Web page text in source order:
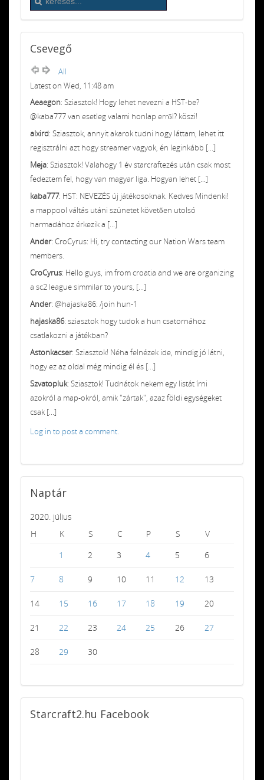
Csevegő
All
Latest on Wed, 11:48 am
Aeaegon: Sziasztok! Hogy lehet nevezni a HST-be?
@kaba777 van esetleg valami honlap erről? köszi!
alxird: Sziasztok, annyit akarok tudni hogy láttam, lehet itt
regisztrálni azt hogy streamer vagyok, én leginkább [...]
Meja: Sziasztok! Valahogy 1 év starcraftezés után csak most
fedeztem fel, hogy van magyar liga. Hogyan lehet [...]
kaba777: HST: NEVEZÉS új játékosoknak. Kedves Mindenki!
a mappool váltás utáni szünetet követően utolsó
harmadához érkezik a [...]
Ander: CroCyrus: Hi, try contacting our Nation Wars team
members.
CroCyrus: Hello guys, im from croatia and we are organizing
a sc2 league simmilar to yours, [...]
Ander: @hajaska86: /join hun-1
hajaska86: sziasztok hogy tudok a hun csatornához
csatlakozni a játékban?
Astonkacser: Sziasztok! Néha felnézek ide, mindig jó látni,
hogy ez az oldal még mindig él és [...]
Szvatopluk: Sziasztok! Tudnátok nekem egy listát írni
azokról a map-okról, amik "zártak", azaz földi egységeket
csak [...]
Log in to post a comment.
Naptár
2020. július
H
K S C P S
V
1
2 3 4 5 6
7 8 9 10 11 12 13
14 15 16 17 18 19 20
21 22 23 24 25 26 27
28 29 30
Starcraft2.hu Facebook